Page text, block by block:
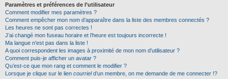
Paramètres et préférences de l’utilisateur
Comment modifier mes paramètres ?
Comment empêcher mon nom d’apparaître dans la liste des membres connectés ?
Les heures ne sont pas correctes !
J’ai changé mon fuseau horaire et l’heure est toujours incorrecte !
Ma langue n’est pas dans la liste !
A quoi correspondent les images à proximité de mon nom d’utilisateur ?
Comment puis-je afficher un avatar ?
Qu’est-ce que mon rang et comment le modifier ?
Lorsque je clique sur le lien courrield’un membre, on me demande de me connecter !?